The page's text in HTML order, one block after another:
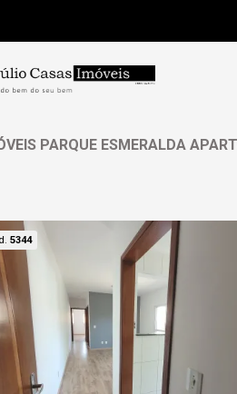
PARQUE ESMERALDA
5344